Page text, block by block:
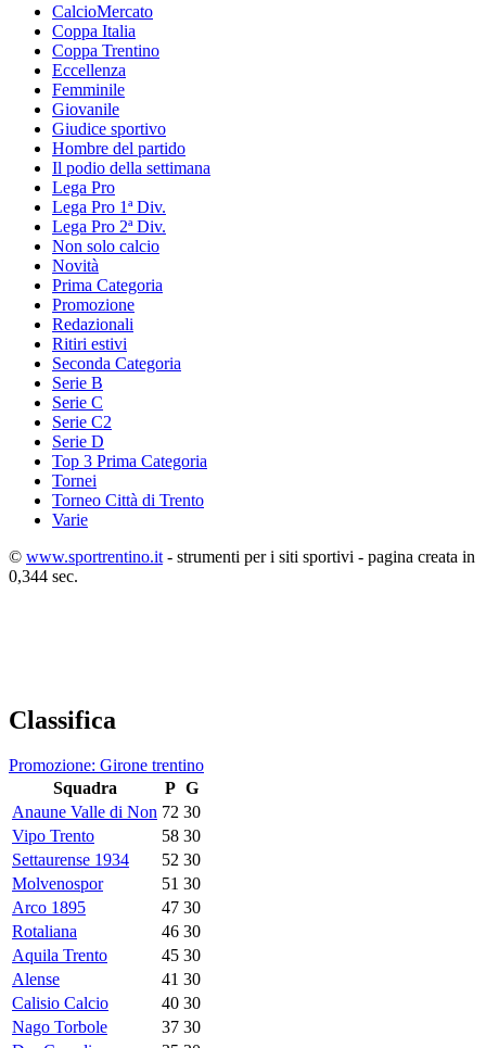
CalcioMercato
Coppa Italia
Coppa Trentino
Eccellenza
Femminile
Giovanile
Giudice sportivo
Hombre del partido
Il podio della settimana
Lega Pro
Lega Pro 1ª Div.
Lega Pro 2ª Div.
Non solo calcio
Novità
Prima Categoria
Promozione
Redazionali
Ritiri estivi
Seconda Categoria
Serie B
Serie C
Serie C2
Serie D
Top 3 Prima Categoria
Tornei
Torneo Città di Trento
Varie
© www.sportrentino.it - strumenti per i siti sportivi - pagina creata in
0,344 sec.
Classifica
Promozione: Girone trentino
Squadra
P G
Anaune Valle di Non 72 30
Vipo Trento
58 30
Settaurense 1934
52 30
Molvenospor
51 30
Arco 1895
47 30
Rotaliana
46 30
Aquila Trento
45 30
Alense
41 30
Calisio Calcio
40 30
Nago Torbole
37 30